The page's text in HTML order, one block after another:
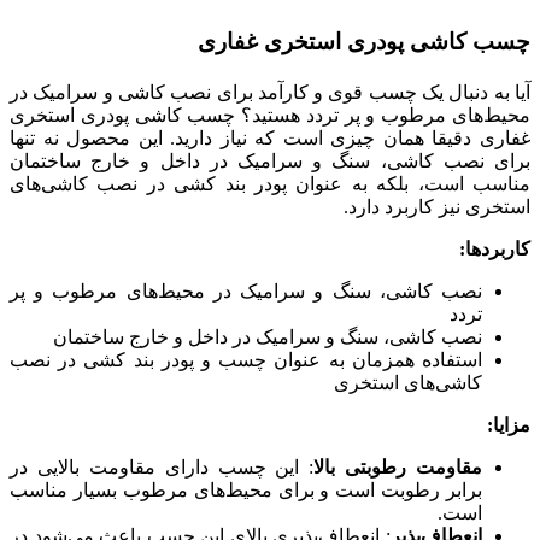
چسب کاشی پودری استخری غفاری
آیا به دنبال یک چسب قوی و کارآمد برای نصب کاشی و سرامیک در
محیط‌های مرطوب و پر تردد هستید؟ چسب کاشی پودری استخری
غفاری دقیقا همان چیزی است که نیاز دارید. این محصول نه تنها
برای نصب کاشی، سنگ و سرامیک در داخل و خارج ساختمان
مناسب است، بلکه به عنوان پودر بند کشی در نصب کاشی‌های
استخری نیز کاربرد دارد.
کاربردها:
نصب کاشی، سنگ و سرامیک در محیط‌های مرطوب و پر
تردد
نصب کاشی، سنگ و سرامیک در داخل و خارج ساختمان
استفاده همزمان به عنوان چسب و پودر بند کشی در نصب
کاشی‌های استخری
مزایا:
مقاومت رطوبتی بالا: این چسب دارای مقاومت بالایی در
برابر رطوبت است و برای محیط‌های مرطوب بسیار مناسب
است.
انعطاف‌پذیر : انعطاف‌پذیری بالای این چسب باعث می‌شود در